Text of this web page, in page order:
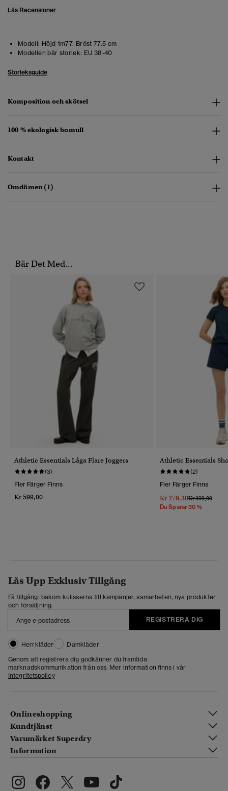
Läs Recensioner
Modell: Höjd 1m77. Bröst 77.5 cm
Modellen bär storlek: EU 38-40
Storleksguide
Komposition och skötsel
100 % ekologisk bomull
Kontakt
Omdömen (1)
Bär Det Med...
Athletic Essentials Låga Flare Joggers
(3)
Fler Färger Finns
Kr 599,00
Athletic Essentials
(2)
Fler Färger Finns
Kr 279,30Pris Reducerat
Kr 399,00Till
Du Sparar 30 %
Lås Upp Exklusiv Tillgång
Få tillgång: bakom kulisserna till kampanjer, samarbeten, nya produkter
och försäljning.
REGISTRERA DIG
Herrkläder
Damkläder
Genom att registrera dig godkänner du framtida
marknadskommunikation från oss. Mer information finns i vår
Integritetspolicy
Onlineshopping
Kundtjänst
Varumärket Superdry
Information